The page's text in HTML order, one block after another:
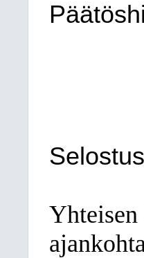
Selostus